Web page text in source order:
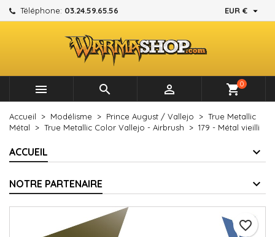
Téléphone: 03.24.59.65.56 EUR € 
   shopping_cart0
Accueil Modélisme Prince August / Vallejo
True Metallic
Métal
True Metallic Color Vallejo - Airbrush 179 - Métal vieilli
ACCUEIL
NOTRE PARTENAIRE
favorite_border
Mes listes d'envies ×
Créer une nouvelle liste
Créer une liste d'envies ×
Nom de la liste d'envies
Annuler Créer une liste d'envies
Connexion ×
Vous devez être connecté pour ajouter des produits à
votre liste d'envies.